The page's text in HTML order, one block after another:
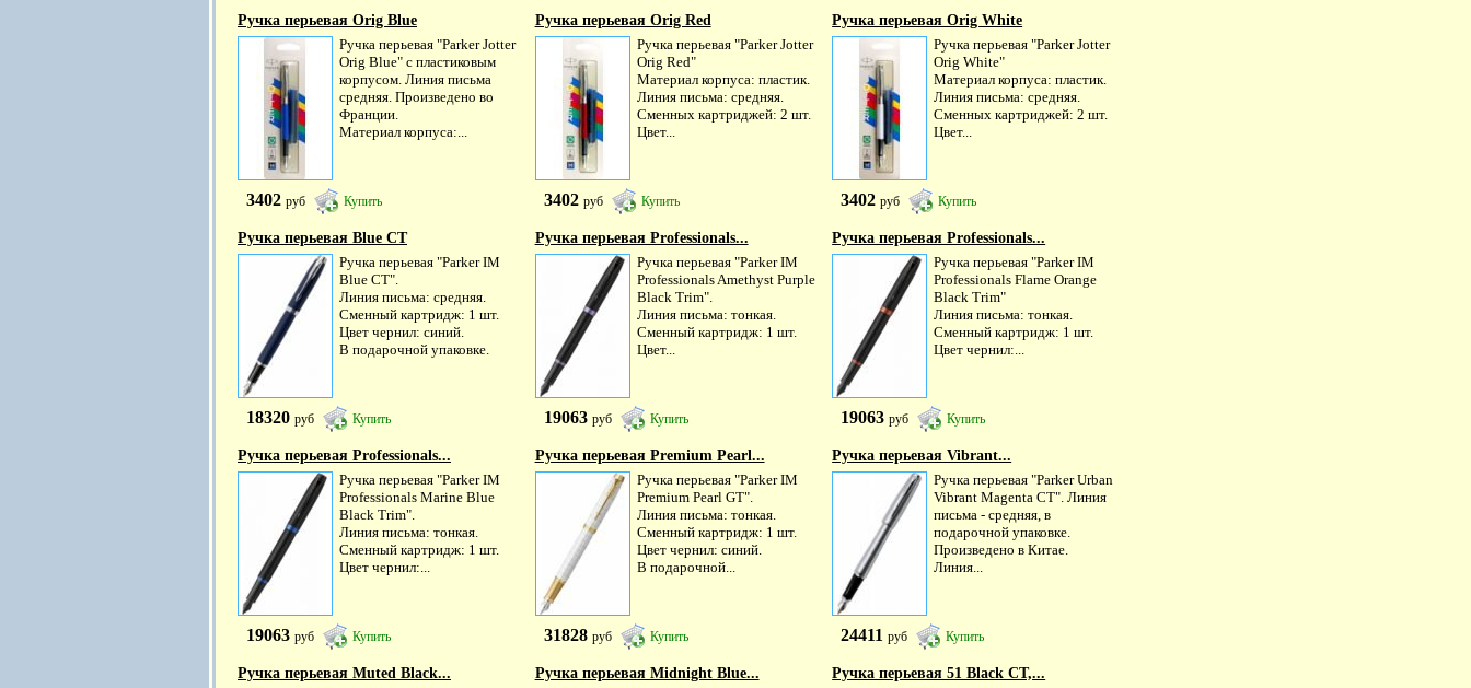
Ручка перьевая Orig Blue
Ручка перьевая "Parker Jotter
Orig Blue" с пластиковым
корпусом. Линия письма
средняя. Произведено во
Франции.
Материал корпуса:...
3402 руб Купить
Ручка перьевая Orig Red
Ручка перьевая "Parker Jotter
Orig Red"
Материал корпуса: пластик.
Линия письма: средняя.
Сменных картриджей: 2 шт.
Цвет...
3402 руб Купить
Ручка перьевая Orig White
Ручка перьевая "Parker Jotter
Orig White"
Материал корпуса: пластик.
Линия письма: средняя.
Сменных картриджей: 2 шт.
Цвет...
3402руб Купить
Ручка перьевая Blue CT
Ручка перьевая "Parker IM
Blue CT".
Линия письма: средняя.
Сменный картридж: 1 шт.
Цвет чернил: синий.
В подарочной упаковке.
18320 руб Купить
Ручка перьевая Professionals...
Ручка перьевая "Parker IM
Professionals Amethyst Purple
Black Trim".
Линия письма: тонкая.
Сменный картридж: 1 шт.
Цвет...
19063 руб Купить
Ручка перьевая Professionals...
Ручка перьевая "Parker IM
Professionals Flame Orange
Black Trim"
Линия письма: тонкая.
Сменный картридж: 1 шт.
Цвет чернил:...
19063руб Купить
Ручка перьевая Professionals...
Ручка перьевая "Parker IM
Professionals Marine Blue
Black Trim".
Линия письма: тонкая.
Сменный картридж: 1 шт.
Цвет чернил:...
19063 руб Купить
Ручка перьевая Premium Pearl...
Ручка перьевая "Parker IM
Premium Pearl GT".
Линия письма: тонкая.
Сменный картридж: 1 шт.
Цвет чернил: синий.
В подарочной...
31828 руб Купить
Ручка перьевая Vibrant...
Ручка перьевая "Parker Urban
Vibrant Magenta CT". Линия
письма - средняя, в
подарочной упаковке.
Произведено в Китае.
Линия...
24411руб Купить
Ручка перьевая Muted Black...
Ручка перьевая Midnight Blue...
Ручка перьевая 51 Black CT,...